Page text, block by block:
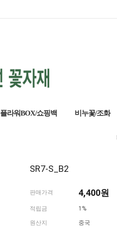
플라워BOX/쇼핑백 비누꽃/조화
SR7-S_B2
판매가격 4,400원
적립금 1%
원산지 중국